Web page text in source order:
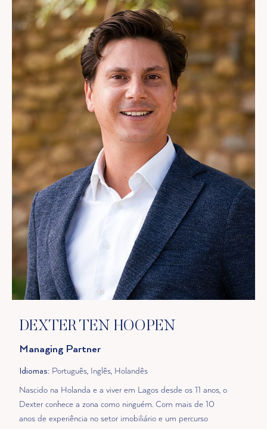
DEXTER TEN HOOPEN
Managing Partner
Idiomas: Português, Inglês, Holandês
Nascido na Holanda e a viver em Lagos desde os 11 anos, o
Dexter conhece a zona como ninguém. Com mais de 10
anos de experiência no setor imobiliário e um percurso